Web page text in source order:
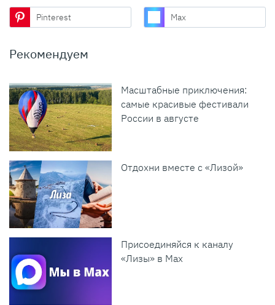
Pinterest Max
Рекомендуем
Масштабные приключения:
самые красивые фестивали
России в августе
Отдохни вместе с «Лизой»
Присоединяйся к каналу
«Лизы» в Max